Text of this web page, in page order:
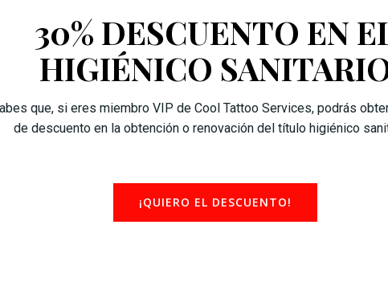
30% DESCUENTO EN
HIGIÉNICO
que, si eres miembro VIP de Cool Tattoo Services, podrás
de descuento en la obtención o renovación del título higiénico
¡QUIERO EL DESCUENTO!